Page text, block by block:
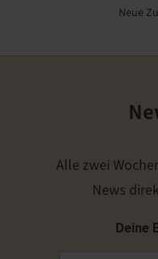
Neue
Alle zwei
News
Deine